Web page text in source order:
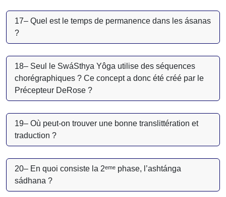
17– Quel est le temps de permanence dans les ásanas
?
18– Seul le SwáSthya Yôga utilise des séquences
chorégraphiques ? Ce concept a donc été créé par le
Précepteur DeRose ?
19– Où peut-on trouver une bonne translittération et
traduction ?
20– En quoi consiste la 2ᵉᵐᵉ phase, l’ashtánga
sádhana ?